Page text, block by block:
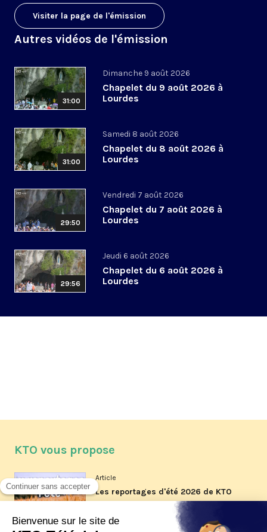
Visiter la page de l'émission
Autres vidéos de l'émission
31:00
Dimanche 9 août 2026
Chapelet du 9 août 2026 à
Lourdes
31:00
Samedi 8 août 2026
Chapelet du 8 août 2026 à
Lourdes
29:50
Vendredi 7 août 2026
Chapelet du 7 août 2026 à
Lourdes
29:56
Jeudi 6 août 2026
Chapelet du 6 août 2026 à
Lourdes
KTO vous propose
Article
Les reportages d'été 2026 de KTO